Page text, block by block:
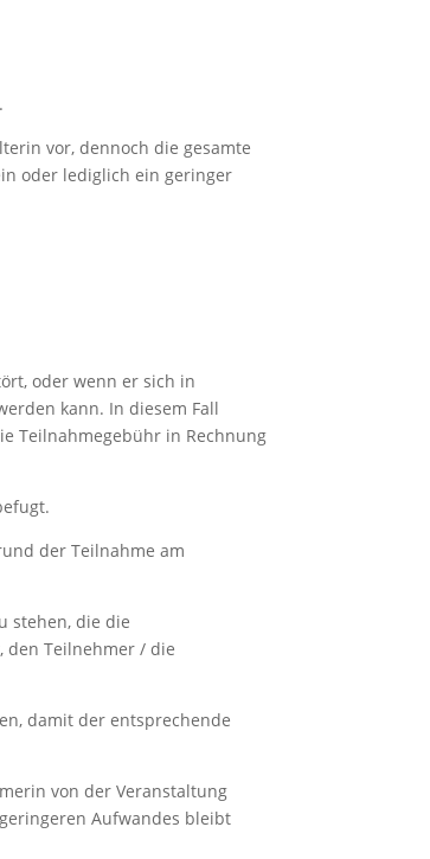
vor, dennoch die gesamte
oder lediglich ein geringer
oder wenn er sich in
kann. In diesem Fall
Teilnahmegebühr in Rechnung
der Teilnahme am
stehen, die die
den Teilnehmer / die
damit der entsprechende
von der Veranstaltung
Aufwandes bleibt